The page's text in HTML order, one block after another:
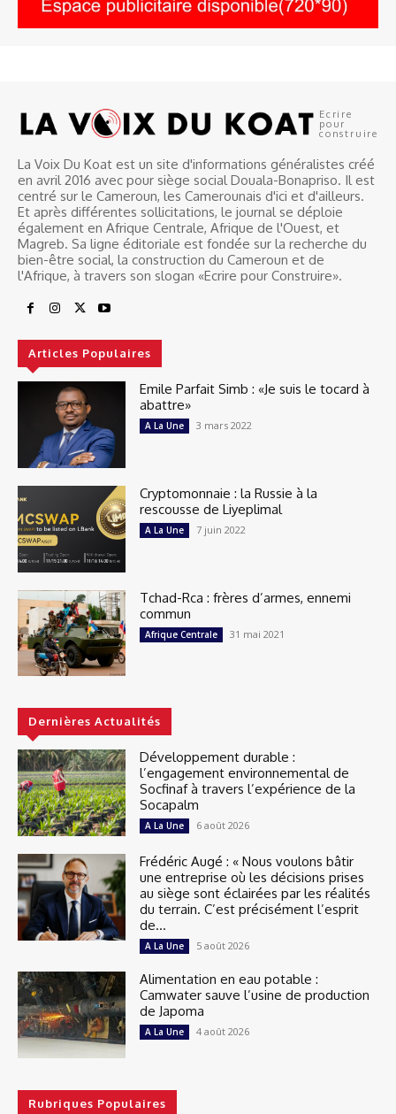
Ecrire
pour
construire
La Voix Du Koat est un site d'informations généralistes créé
en avril 2016 avec pour siège social Douala-Bonapriso. Il est
centré sur le Cameroun, les Camerounais d'ici et d'ailleurs.
Et après différentes sollicitations, le journal se déploie
également en Afrique Centrale, Afrique de l'Ouest, et
Magreb. Sa ligne éditoriale est fondée sur la recherche du
bien-être social, la construction du Cameroun et de
l'Afrique, à travers son slogan «Ecrire pour Construire».
Articles Populaires
Emile Parfait Simb : «Je suis le tocard à
abattre»
A La Une 3 mars 2022
Cryptomonnaie : la Russie à la
rescousse de Liyeplimal
A La Une 7 juin 2022
Tchad-Rca : frères d’armes, ennemi
commun
Afrique Centrale 31 mai 2021
Dernières Actualités
Développement durable :
l’engagement environnemental de
Socfinaf à travers l’expérience de la
Socapalm
A La Une 6 août 2026
Frédéric Augé : « Nous voulons bâtir
une entreprise où les décisions prises
au siège sont éclairées par les réalités
du terrain. C’est précisément l’esprit
de...
A La Une 5 août 2026
Alimentation en eau potable :
Camwater sauve l’usine de production
de Japoma
A La Une 4 août 2026
Rubriques Populaires